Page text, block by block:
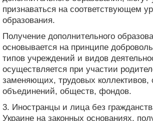
признаваться на соответствующем
образования.
Получение дополнительного
основывается на принципе
типов учреждений и видов
осуществляется при участии
заменяющих, трудовых коллективов,
объединений, обществ, фондов.
3. Иностранцы и лица без
Украине на законных основаниях,